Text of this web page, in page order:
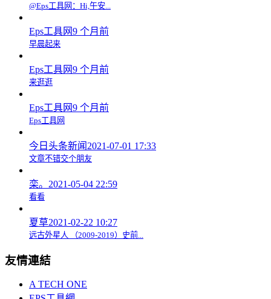
@Eps工具网：Hi,午安...
Eps工具网9 个月前
早晨起来
Eps工具网9 个月前
来逛逛
Eps工具网9 个月前
Eps工具网
今日头条新闻 2021-07-01 17:33
文章不错交个朋友
栾。 2021-05-04 22:59
看看
夏草2021-02-22 10:27
远古外星人 （2009-2019）史前...
友情連結
A TECH ONE